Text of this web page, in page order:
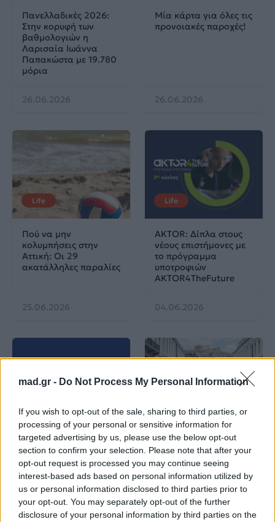
mad.gr - Do Not Process My Personal Information
If you wish to opt-out of the sale, sharing to third parties, or
processing of your personal or sensitive information for
targeted advertising by us, please use the below opt-out
section to confirm your selection. Please note that after your
opt-out request is processed you may continue seeing
interest-based ads based on personal information utilized by
us or personal information disclosed to third parties prior to
your opt-out. You may separately opt-out of the further
disclosure of your personal information by third parties on the
Πανελλαδικές 2026:
Στην κορυφή των
βαθμολογιών η
Λαρισαία Ιωάννα
Παπακώστα με 19.780
μόρια
26.06.2026
Μία κάρτα για όλες τις
προνοιακές παροχές!
26.06.2026
Life
Πού να μην
κολυμπήσεις στην
Αττική: Οι 29
ακατάλληλες παραλίες
25.06.2026
Life
AKTOR: Δίπλα στους
νέους επιστήμονες με
το πρόγραμμα
υποτροφιών
AKTOR4TheFuture
04.06.2026
EUROVISION
ΕΡΤ: Εντυπωσιακή
αύξηση κερδοφορίας
στη φετινή Eurovision
20.05.2026
Go out
Ηλεκτρικά πατίνια:
Μεταφορικό μέσο ή
«παγίδα» θανάτου;
Οδηγός ασφαλούς
μετακίνησης
12.05.2026